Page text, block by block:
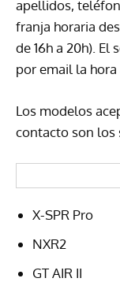
apellidos,
franja horaria
de 16h a 20h). El
por email la hora
Los modelos
contacto son los
X-SPR Pro
NXR2
GT AIR II